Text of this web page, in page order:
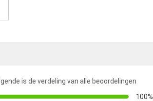
is de verdeling van alle beoordelingen
100%